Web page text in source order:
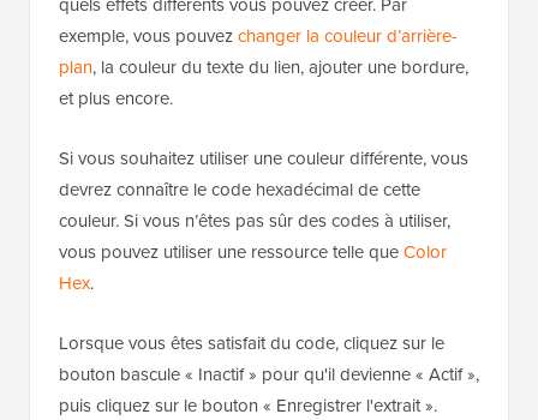
exemple, vous pouvezchanger la couleur d’arrière-
plan, la couleur du texte du lien, ajouter une bordure,
et plus encore.
Si vous souhaitez utiliser une couleur différente, vous
devrez connaître le code hexadécimal de cette
couleur. Si vous n’êtes pas sûr des codes à utiliser,
vous pouvez utiliser une ressource telle queColor
Hex.
Lorsque vous êtes satisfait du code, cliquez sur le
bouton bascule « Inactif » pour qu'il devienne « Actif »,
puis cliquez sur le bouton « Enregistrer l'extrait ».